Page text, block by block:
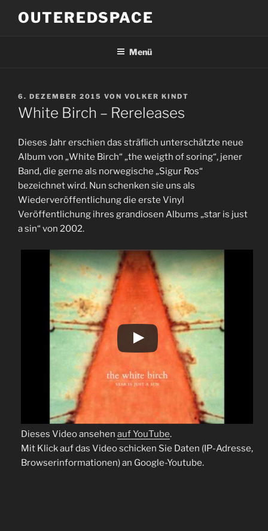
InhaltOUTEREDSPACE
Menü
VERÖFFENTLICHT
AM
6. DEZEMBER 2015 VON VOLKER KINDT
White Birch – Rereleases
Dieses Jahr erschien das sträflich unterschätzte neue
Album von „White Birch“ „the weigth of soring“, jener
Band, die gerne als norwegische „Sigur Ros“
bezeichnet wird. Nun schenken sie uns als
Wiederveröffentlichung die erste Vinyl
Veröffentlichung ihres grandiosen Albums „star is just
a sin“ von 2002.
Dieses Video ansehen auf YouTube.
Mit Klick auf das Video schicken Sie Daten (IP-Adresse,
Browserinformationen) an Google-Youtube.